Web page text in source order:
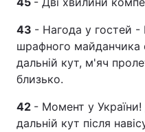
43 - Нагода у гостей
шрафного майданчика
дальній кут, м'яч
близько.
42 - Момент у
дальній кут після